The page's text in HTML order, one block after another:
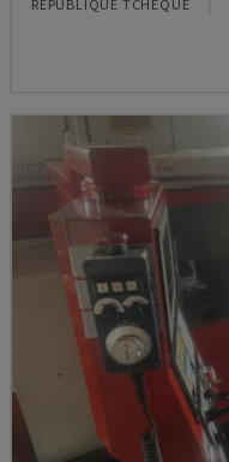
RÉPUBLIQUE TCHÈQUE